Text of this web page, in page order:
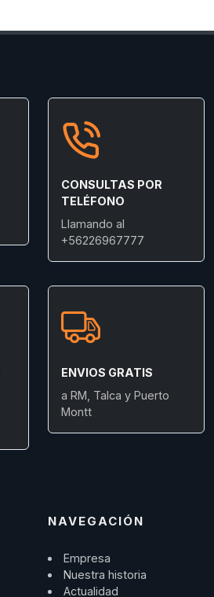
CONSULTAS POR
TELÉFONO
Llamando al
+56226967777
ENVIOS GRATIS
a RM, Talca y Puerto
Montt
NAVEGACIÓN
Empresa
Nuestra historia
Actualidad